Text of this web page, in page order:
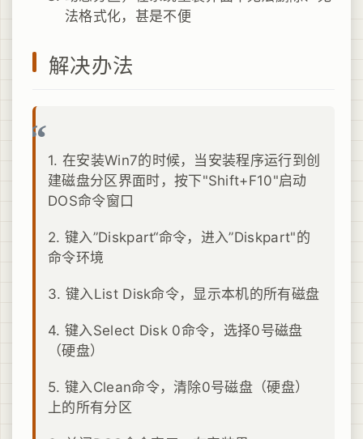
法格式化，甚是不便
解决办法
1. 在安装Win7的时候，当安装程序运行到创
建磁盘分区界面时，按下"Shift+F10"启动
DOS命令窗口
2. 键入”Diskpart“命令，进入”Diskpart"的
命令环境
3. 键入List Disk命令，显示本机的所有磁盘
4. 键入Select Disk 0命令，选择0号磁盘
（硬盘）
5. 键入Clean命令，清除0号磁盘（硬盘）
上的所有分区